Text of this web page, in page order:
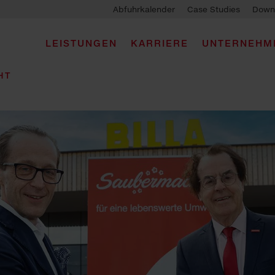
Abfuhrkalender Case Studies
LEISTUNGEN KARRIERE